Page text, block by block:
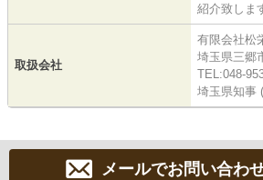
紹介致しま
取扱会社
有限会社松
埼玉県三郷
TEL:048-
埼玉県知事
メールでお問い合わ